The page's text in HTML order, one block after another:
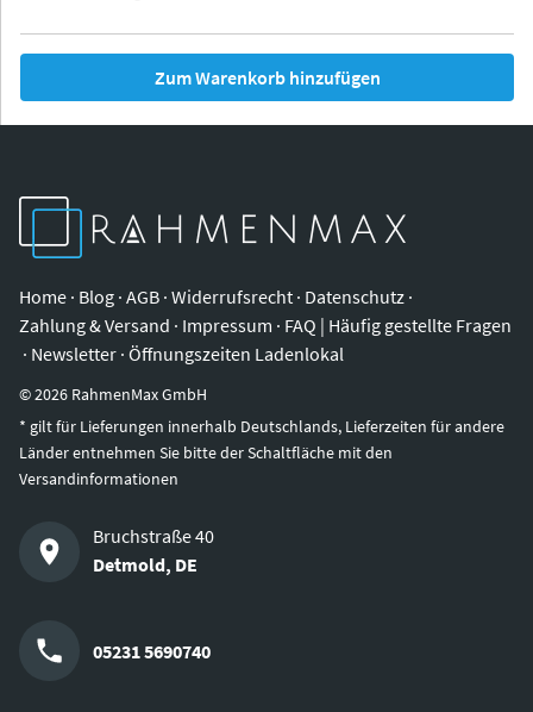
Zum Warenkorb hinzufügen
Home · Blog · AGB · Widerrufsrecht · Datenschutz ·
Zahlung & Versand · Impressum · FAQ | Häufig gestellte Fragen
· Newsletter · Öffnungszeiten Ladenlokal
©2026 RahmenMax GmbH
* gilt für Lieferungen innerhalb Deutschlands, Lieferzeiten für andere
Länder entnehmen Sie bitte der Schaltfläche mit den
Versandinformationen
Bruchstraße 40
Detmold, DE
05231 5690740